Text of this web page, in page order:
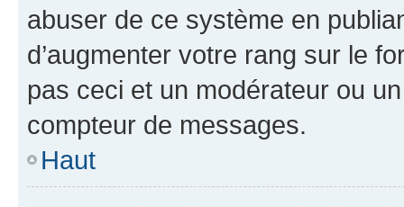
abuser de ce système en
d’augmenter votre rang sur le
pas ceci et un modérateur ou
compteur de messages.
Haut